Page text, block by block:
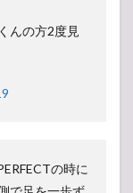
んの方2度見
の時に